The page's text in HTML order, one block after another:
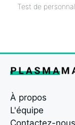
À propos
L'équipe
Contactez-nous